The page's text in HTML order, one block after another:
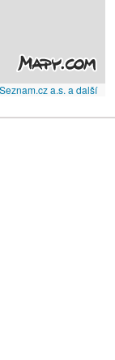
a.s. a další